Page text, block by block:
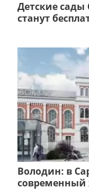
Детские сады
станут
Володин: в
современный